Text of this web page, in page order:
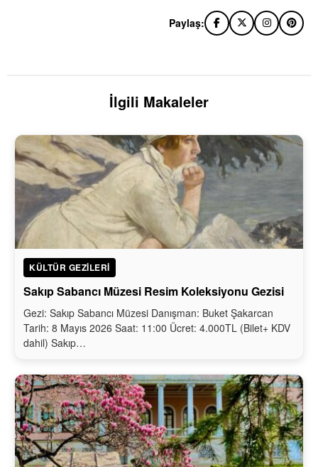
Paylaş:
İlgili Makaleler
KÜLTÜR GEZILERI
Sakıp Sabancı Müzesi Resim Koleksiyonu Gezisi
Gezi: Sakıp Sabancı Müzesi Danışman: Buket Şakarcan
Tarih: 8 Mayıs 2026 Saat: 11:00 Ücret: 4.000TL (Bilet+ KDV
dahil) Sakıp…